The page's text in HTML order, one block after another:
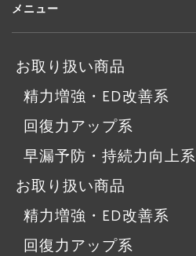
メニュー
お取り扱い商品
精力増強・ED改善系
回復力アップ系
早漏予防・持続力向上系
お取り扱い商品
精力増強・ED改善系
回復力アップ系